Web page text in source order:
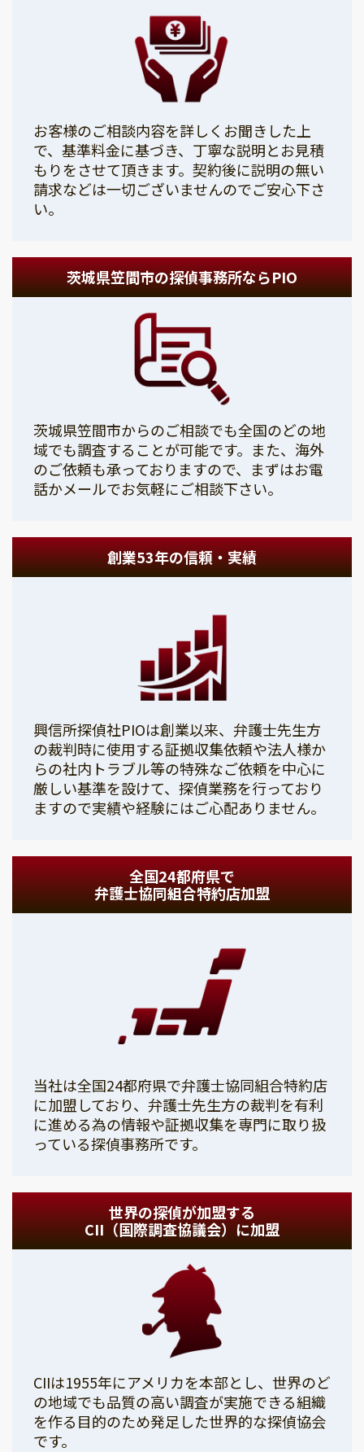
お客様のご相談内容を詳しくお聞きした上
で、基準料金に基づき、丁寧な説明とお見積
もりをさせて頂きます。契約後に説明の無い
請求などは一切ございませんのでご安心下さ
い。
茨城県笠間市の探偵事務所ならPIO
茨城県笠間市からのご相談でも全国のどの地
域でも調査することが可能です。また、海外
のご依頼も承っておりますので、まずはお電
話かメールでお気軽にご相談下さい。
創業53年の信頼・実績
興信所探偵社PIOは創業以来、弁護士先生方
の裁判時に使用する証拠収集依頼や法人様か
らの社内トラブル等の特殊なご依頼を中心に
厳しい基準を設けて、探偵業務を行っており
ますので実績や経験にはご心配ありません。
全国24都府県で
弁護士協同組合特約店加盟
当社は全国24都府県で弁護士協同組合特約店
に加盟しており、弁護士先生方の裁判を有利
に進める為の情報や証拠収集を専門に取り扱
っている探偵事務所です。
世界の探偵が加盟する
CII（国際調査協議会）に加盟
CIIは1955年にアメリカを本部とし、世界のど
の地域でも品質の高い調査が実施できる組織
を作る目的のため発足した世界的な探偵協会
です。